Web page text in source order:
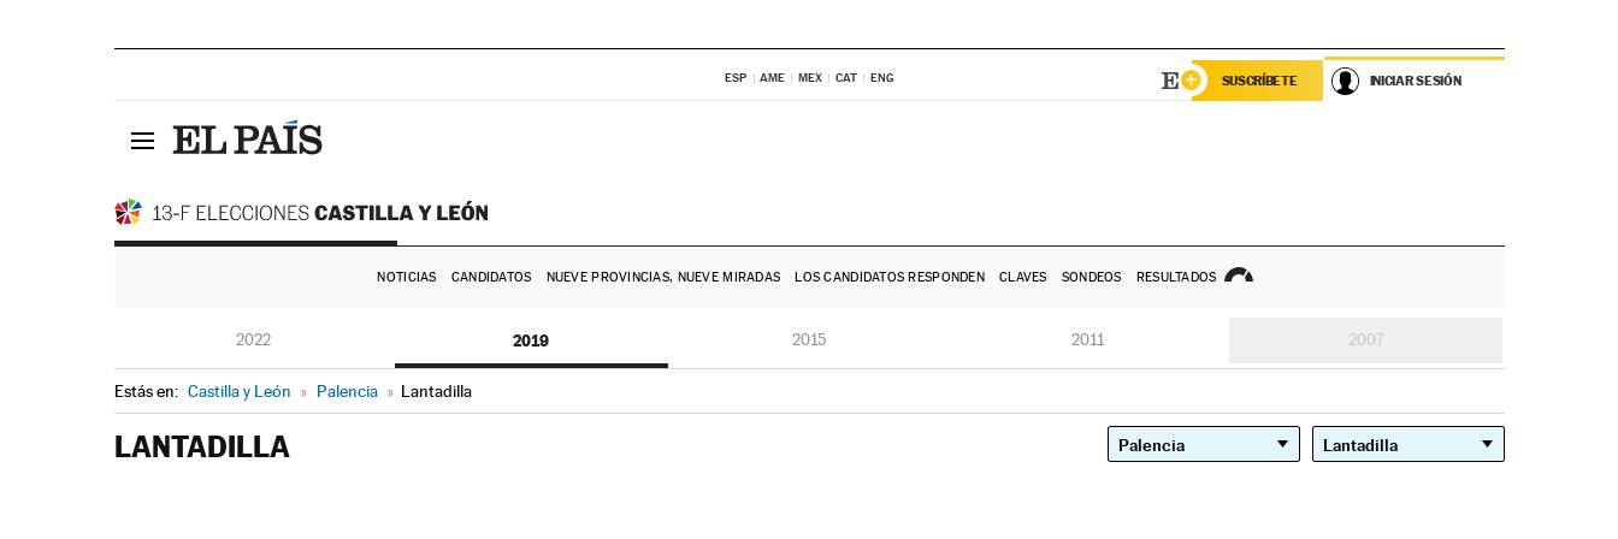
ESP AME MEX CAT ENG SUSCRÍBETE INICIAR SESIÓN
NOTICIAS CANDIDATOS NUEVE PROVINCIAS, NUEVE MIRADAS LOS CANDIDATOS RESPONDEN CLAVES SONDEOS RESULTADOS
2022 2019 2015 2011 2007
Estás en: Castilla y León » Palencia » Lantadilla
LANTADILLA